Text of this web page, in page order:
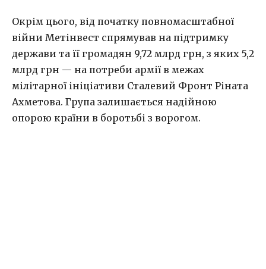
Окрім цього, від початку повномасштабної
війни Метінвест спрямував на підтримку
держави та її громадян 9,72 млрд грн, з яких 5,2
млрд грн — на потреби армії в межах
мілітарної ініціативи Сталевий Фронт Ріната
Ахметова. Група залишається надійною
опорою країни в боротьбі з ворогом.